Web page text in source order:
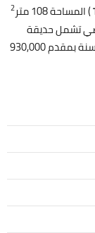
) المساحة 108 متر 2
الأرضي تشمل حديقة
تشطيب الشركة للبيع تقسيط على 10 سنة بمقدم 930,000